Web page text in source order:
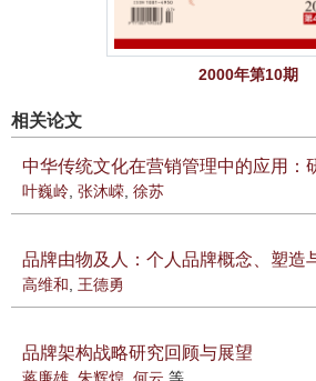
2000年第10期
相关论文
中华传统文化在营销管理中的应用：
叶巍岭, 张沐嵘, 徐苏
品牌由物及人：个人品牌概念、塑造
高维和, 王德勇
品牌架构战略研究回顾与展望